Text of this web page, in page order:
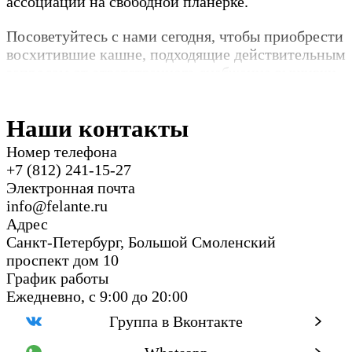
Посоветуйтесь с нами сегодня, чтобы приобрести
восхитившие кашне, подходящие действительным
Наши контакты
Номер телефона
+7 (812) 241-15-27
Электронная почта
info@felante.ru
Адрес
Санкт-Петербург, Большой Смоленский
проспект дом 10
График работы
Ежедневно, с 9:00 до 20:00
Группа в Вконтакте